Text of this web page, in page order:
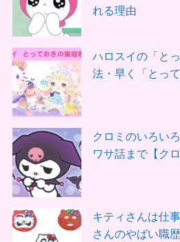
れる理由
ハロスイの「と
法・早く「とっ
クロミのいろい
ワサ話まで【ク
キティさんは仕
さんのやばい職